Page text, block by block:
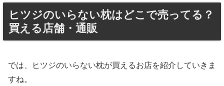
ヒツジのいらない枕はどこで売ってる？
買える店舗・通販
では、ヒツジのいらない枕が買えるお店を紹介していきま
すね。